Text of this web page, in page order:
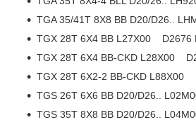
TGA 35/41T 8X8 BB D20/D26..
TGX 28T 6X4 BB L27X00 D2676
TGX 28T 6X4 BB-CKD L28X00
TGX 28T 6X2-2 BB-CKD L88X00
TGS 26T 6X6 BB D20/D26..
TGS 35T 8X8 BB D20/D26..